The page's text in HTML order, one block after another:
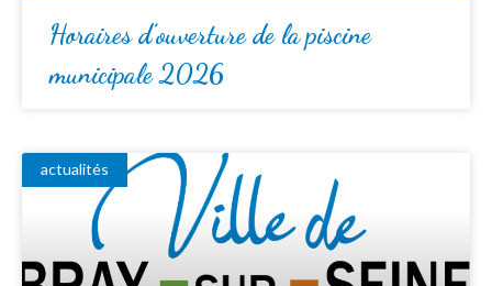
Horaires d’ouverture de la piscine
municipale 2026
actualités